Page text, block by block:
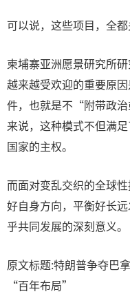
可以说，这些项目，全
柬埔寨亚洲愿景研究所
越来越受欢迎的重要原
件，也就是不“附带政
来说，这种模式不但满
国家的主权。
而面对变乱交织的全球
好自身方向，平衡好长
乎共同发展的深刻意义。
原文标题:特朗普争夺巴
“百年布局”